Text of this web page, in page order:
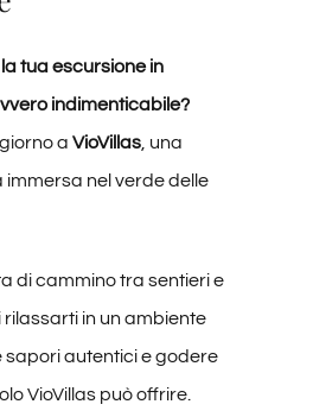
tua escursione in
indimenticabile?
a VioVillas, una
immersa nel verde delle
di cammino tra sentieri e
in un ambiente
autentici e godere
VioVillas può offrire.